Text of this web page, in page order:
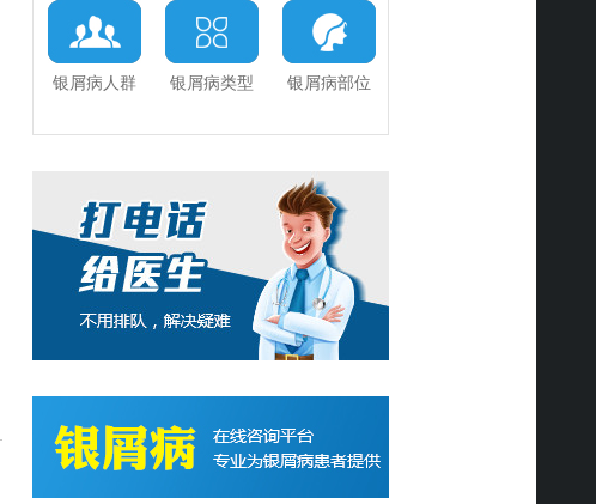
银屑病人群 银屑病类型 银屑病部位